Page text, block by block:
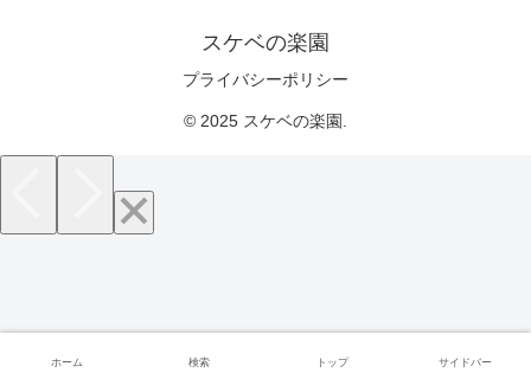
スケベの楽園
プライバシーポリシー
© 2025 スケベの楽園.
ホーム 検索 トップ サイドバー